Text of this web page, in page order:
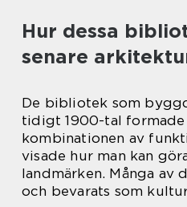
Hur dessa
senare
De bibliotek som
tidigt 1900-tal formade
kombinationen av
visade hur man kan
landmärken. Många av
och bevarats som